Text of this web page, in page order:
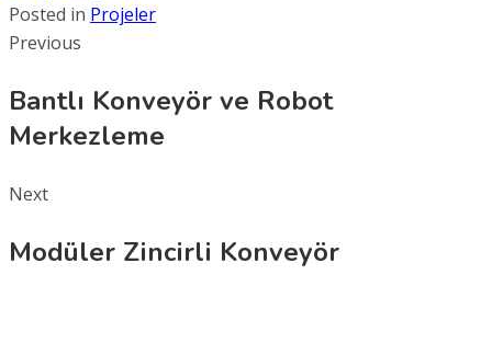
Posted in Projeler
Previous
Bantlı Konveyör ve Robot
Merkezleme
Next
Modüler Zincirli Konveyör